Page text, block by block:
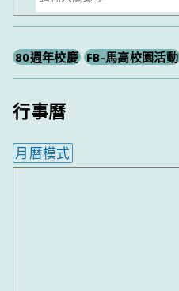
尋
80週年校慶 FB-馬高校園活動
行事曆
月曆模式